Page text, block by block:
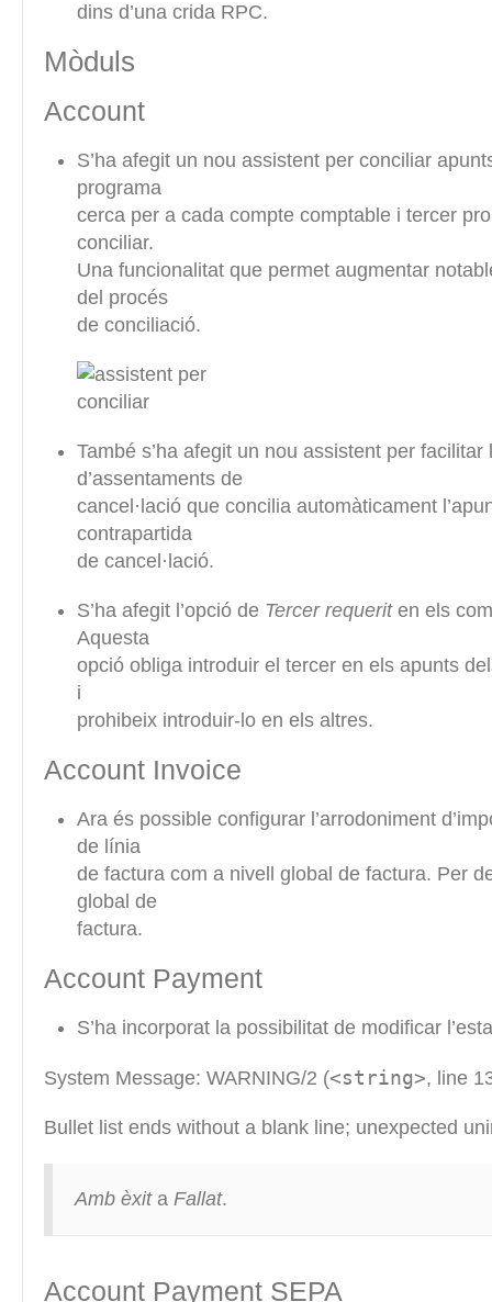
dins d’una crida RPC.
Mòduls
Account
S’ha afegit un nou assistent per conciliar
programa
cerca per a cada compte comptable i tercer
conciliar.
Una funcionalitat que permet augmentar
del procés
de conciliació.
També s’ha afegit un nou assistent per facilitar
d’assentaments de
cancel·lació que concilia automàticament
contrapartida
de cancel·lació.
S’ha afegit l’opció de Tercer requeriten els
Aquesta
opció obliga introduir el tercer en els apunts
i
prohibeix introduir-lo en els altres.
Account Invoice
Ara és possible configurar l’arrodoniment
de línia
de factura com a nivell global de factura. Per
global de
factura.
Account Payment
S’ha incorporat la possibilitat de modificar
System Message: WARNING/2 (<string>, line
Bullet list ends without a blank line; unexpected
Amb èxita Fallat.
Account Payment SEPA